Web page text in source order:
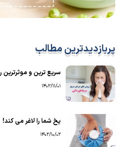
پربازدیدترین مطالب
سریع ترین و
1402/11/01
یخ شما را لاغر می کند!
1402/10/02